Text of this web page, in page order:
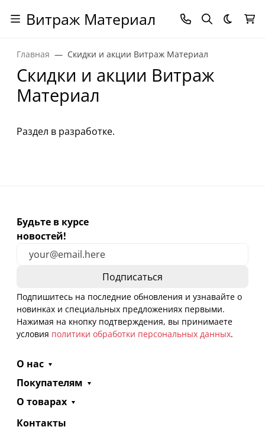
Витраж Материал Темная
Главная Скидки и акции Витраж Материал
Скидки и акции Витраж
Материал
Раздел в разработке.
Будьте в курсе
новостей!
Подпишитесь на последние обновления и узнавайте о
новинках и специальных предложениях первыми.
Нажимая на кнопку подтверждения, вы принимаете
условия политики обработки персональных данных.
О нас
Покупателям
О товарах
Контакты